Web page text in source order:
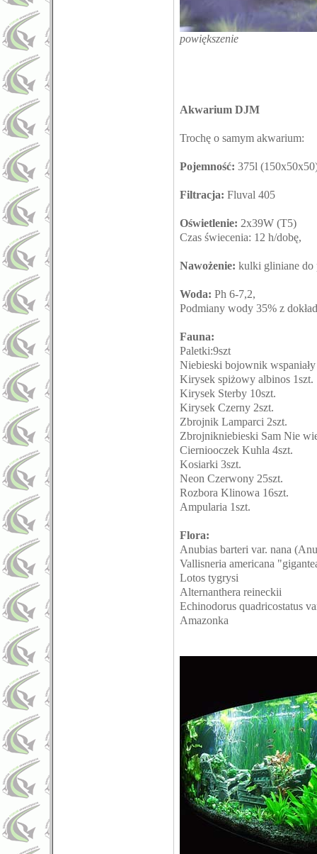
powiększenie
Akwarium DJM
Trochę o samym akwarium:
Pojemność: 375l
Filtracja: Fluval 405
Oświetlenie: 2x39W (T5)
Czas świecenia: 12 h/dobę,
Nawożenie: kulki gliniane do
Woda: Ph 6-7,2,
Podmiany wody 35% z
Fauna:
Paletki:9szt
Niebieski bojownik
Kirysek spiżowy albinos 1szt.
Kirysek Sterby 10szt.
Kirysek Czerny 2szt.
Zbrojnik Lamparci 2szt.
Zbrojnikniebieski Sam Nie
Cierniooczek Kuhla 4szt.
Kosiarki 3szt.
Neon Czerwony 25szt.
Rozbora Klinowa 16szt.
Ampularia 1szt.
Flora:
Anubias barteri var. nana
Vallisneria americana
Lotos tygrysi
Alternanthera reineckii
Echinodorus quadricostatus
Amazonka